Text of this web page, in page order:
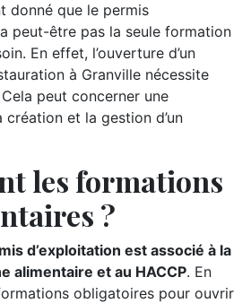
donné que le permis
peut-être pas la seule formation
En effet, l’ouverture d’un
à Granville nécessite
peut concerner une
création et la gestion d’un
les formations
?
d’exploitation est associé à la
alimentaire et au HACCP. En
obligatoires pour ouvrir